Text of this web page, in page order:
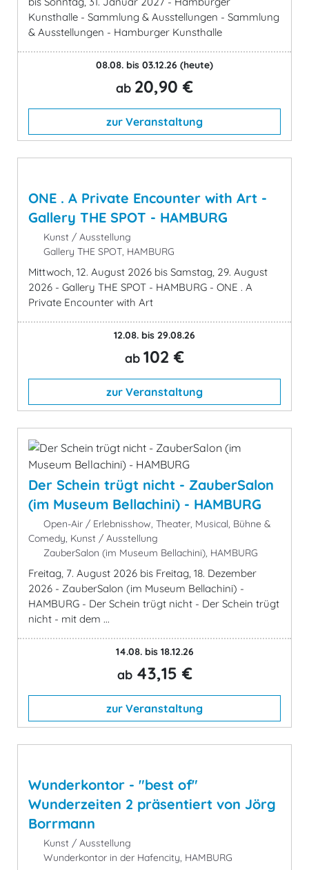
Kunsthalle - Sammlung & Ausstellungen - Sammlung
& Ausstellungen - Hamburger Kunsthalle
08.08. bis 03.12.26 (heute)
ab 20,90 €
zur Veranstaltung
ONE . A Private Encounter with Art -
Gallery THE SPOT - HAMBURG
Kunst / Ausstellung
Gallery THE SPOT, HAMBURG
Mittwoch, 12. August 2026 bis Samstag, 29. August
2026 - Gallery THE SPOT - HAMBURG - ONE . A
Private Encounter with Art
12.08. bis 29.08.26
ab 102 €
zur Veranstaltung
Der Schein trügt nicht - ZauberSalon
(im Museum Bellachini) - HAMBURG
Open-Air / Erlebnisshow, Theater, Musical, Bühne &
Comedy, Kunst / Ausstellung
ZauberSalon (im Museum Bellachini), HAMBURG
Freitag, 7. August 2026 bis Freitag, 18. Dezember
2026 - ZauberSalon (im Museum Bellachini) -
HAMBURG - Der Schein trügt nicht - Der Schein trügt
nicht - mit dem ...
14.08. bis 18.12.26
ab 43,15 €
zur Veranstaltung
Wunderkontor - "best of"
Wunderzeiten 2 präsentiert von Jörg
Borrmann
Kunst / Ausstellung
Wunderkontor in der Hafencity, HAMBURG